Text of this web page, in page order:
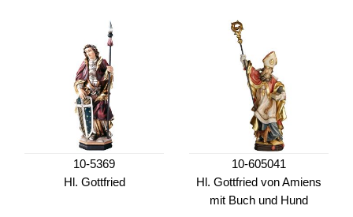
10-5369
Hl. Gottfried
10-605041
Hl. Gottfried von Amiens
mit Buch und Hund